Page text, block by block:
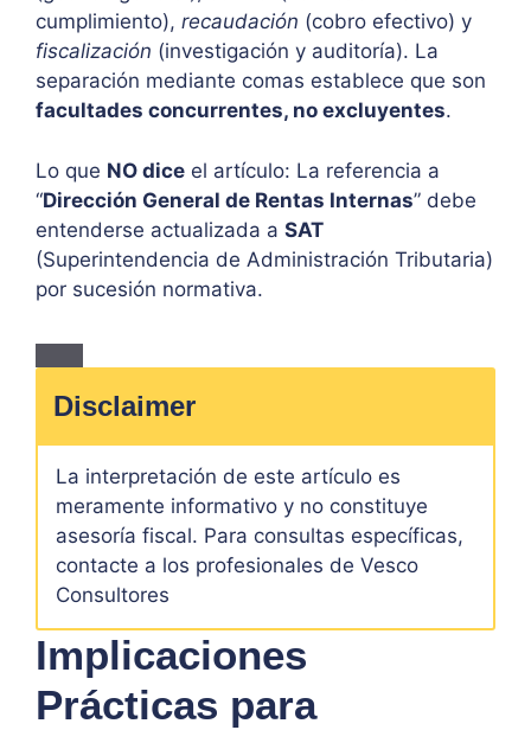
cumplimiento), recaudación (cobro efectivo) y
fiscalización (investigación y auditoría). La
separación mediante comas establece que son
facultades concurrentes, no excluyentes.
Lo que NO dice el artículo: La referencia a
“Dirección General de Rentas Internas” debe
entenderse actualizada a SAT
(Superintendencia de Administración Tributaria)
por sucesión normativa.
Disclaimer
La interpretación de este artículo es
meramente informativo y no constituye
asesoría fiscal. Para consultas específicas,
contacte a los profesionales de Vesco
Consultores
Implicaciones
Prácticas para